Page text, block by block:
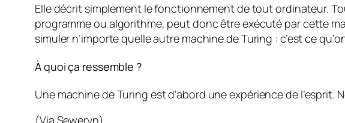
Elle décrit simplement le fonctionnement de tout ordinateur.
programme ou algorithme, peut donc être exécuté par cette
simuler n’importe quelle autre machine de Turing : c’est ce
À quoi ça ressemble ?
Une machine de Turing est d’abord une expérience de l’esprit.
(Via Seweryn)